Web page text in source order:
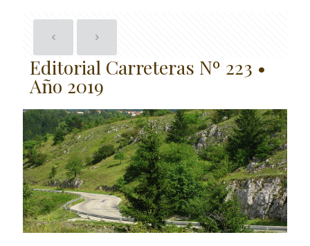
Editorial Carreteras Nº 223 •
Año 2019